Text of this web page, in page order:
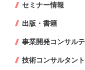
セミナー情報
出版・書籍
事業開発コンサル
技術コンサルタン